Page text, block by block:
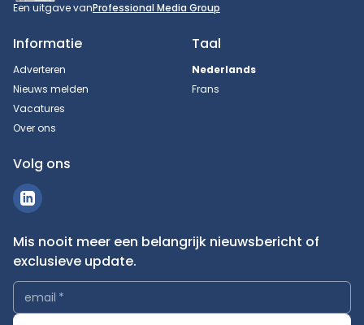
Een uitgave vanProfessional Media Group
Informatie
Adverteren
Nieuws melden
Vacatures
Over ons
Taal
Nederlands
Frans
Volg ons
Mis nooit meer een belangrijk nieuwsbericht of
exclusieve update.
email *